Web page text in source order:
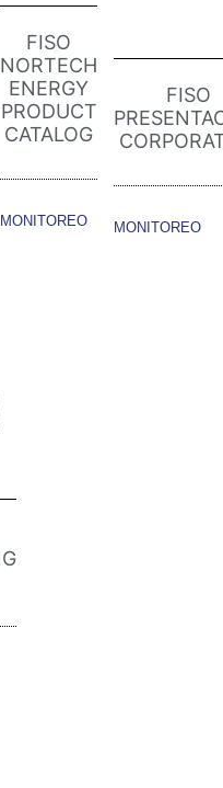
FISO
NORTECH
ENERGY
PRODUCT
CATALOG
MONITOREO
FISO
MONITOREO